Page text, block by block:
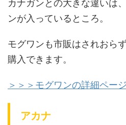
カナガンとの大きな違いは
ンが入っているところ。
モグワンも市販はされおら
購入できます。
＞＞＞モグワンの詳細ページ
アカナ